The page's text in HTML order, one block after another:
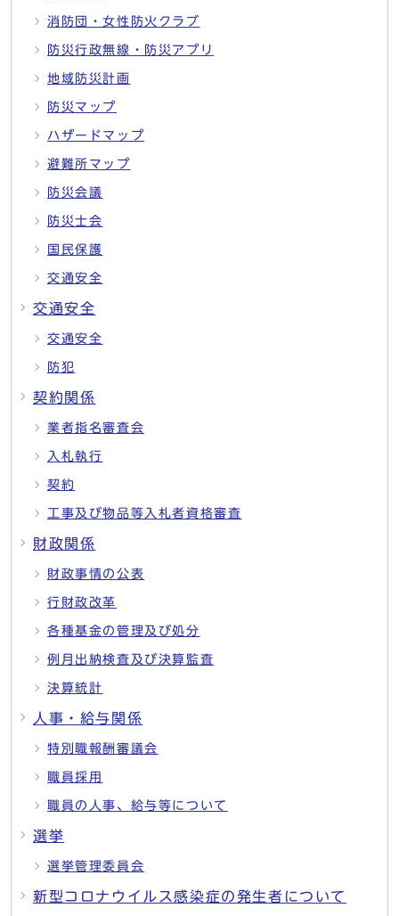
消防団・女性防火クラブ
防災行政無線・防災アプリ
地域防災計画
防災マップ
ハザードマップ
避難所マップ
防災会議
防災士会
国民保護
交通安全
交通安全
交通安全
防犯
契約関係
業者指名審査会
入札執行
契約
工事及び物品等入札者資格審査
財政関係
財政事情の公表
行財政改革
各種基金の管理及び処分
例月出納検査及び決算監査
決算統計
人事・給与関係
特別職報酬審議会
職員採用
職員の人事、給与等について
選挙
選挙管理委員会
新型コロナウイルス感染症の発生者について